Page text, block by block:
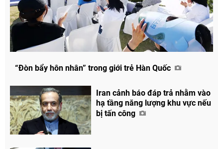
“Đòn bẩy hôn nhân” trong giới trẻ Hàn Quốc
Iran cảnh báo đáp trả nhằm vào
hạ tầng năng lượng khu vực nếu
bị tấn công